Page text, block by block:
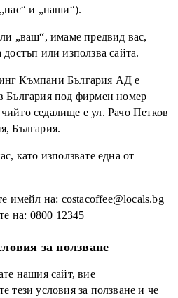
и „наши“).
„ваш“, имаме предвид вас,
или използва сайта.
Къмпани България АД е
България под фирмен номер
седалище е ул. Рачо Петков
България.
като използвате една от
имейл на: costacoffee@locals.bg
на: 0800 12345
за ползване
нашия сайт, вие
тези условия за ползване и че